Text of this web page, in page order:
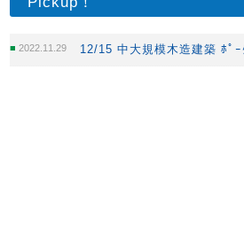
2022.11.29 12/15 中大規模木造建築 ﾎﾟ